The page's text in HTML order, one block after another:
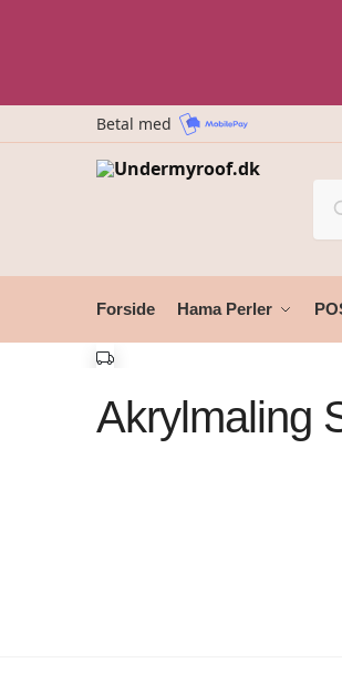
Betal med
Forside Hama Perler
Akrylmaling